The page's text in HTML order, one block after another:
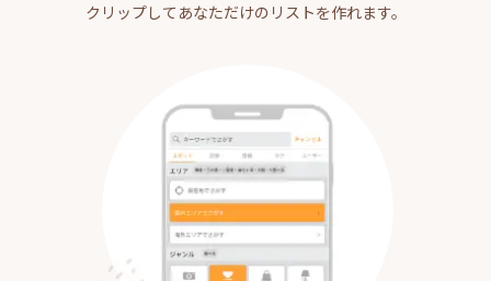
クリップしてあなただけのリストを作れます。